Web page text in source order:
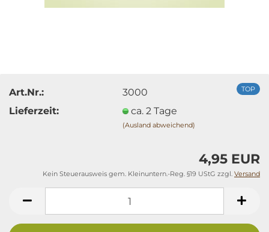
TOP
Art.Nr.:
3000
Lieferzeit:
ca. 2 Tage
(Ausland abweichend)
4,95 EUR
Kein Steuerausweis gem. Kleinuntern.-Reg. §19 UStG zzgl. Versand